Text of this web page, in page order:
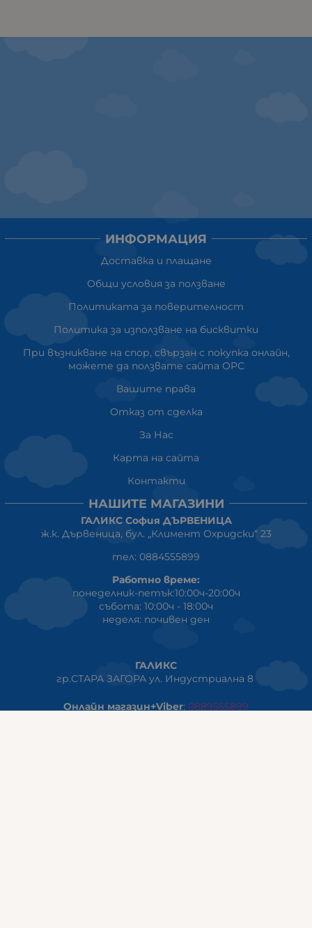
ИНФОРМАЦИЯ
Доставка и плащане
Общи условия за ползване
Политиката за поверителност
Политика за използване на бисквитки
При възникване на спор, свързан с покупка онлайн,
можете да ползвате сайта ОРС
Вашите права
Отказ от сделка
За Нас
Карта на сайта
Контакти
НАШИТЕ МАГАЗИНИ
ГАЛИКС София ДЪРВЕНИЦА
ж.к. Дървеница, бул. „Климент Охридски“ 23
тел: 0884555899
Работно време:
понеделник-петък:10:00ч-20:00ч
събота: 10:00ч - 18:00ч
неделя: почивен ден
ГАЛИКС
гр.СТАРА ЗАГОРА ул. Индустриална 8
Онлайн магазин+Viber: 0889555899